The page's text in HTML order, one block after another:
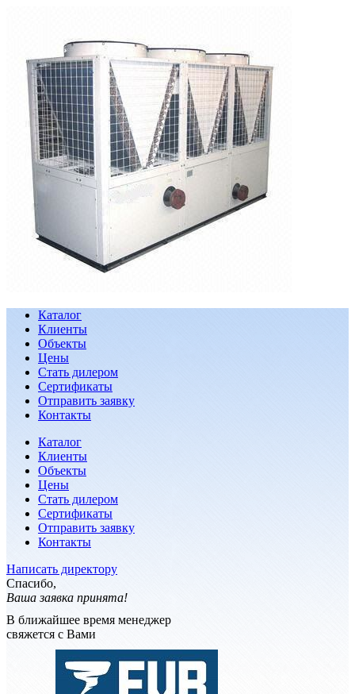
Каталог
Клиенты
Объекты
Цены
Стать дилером
Сертификаты
Отправить заявку
Контакты
Каталог
Клиенты
Объекты
Цены
Стать дилером
Сертификаты
Отправить заявку
Контакты
Написать директору
Спасибо,
Ваша заявка принята!
В ближайшее время менеджер
свяжется с Вами